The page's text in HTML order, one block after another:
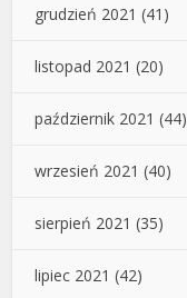
grudzień 2021 (41)
listopad 2021 (20)
październik 2021 (44)
wrzesień 2021 (40)
sierpień 2021 (35)
lipiec 2021 (42)